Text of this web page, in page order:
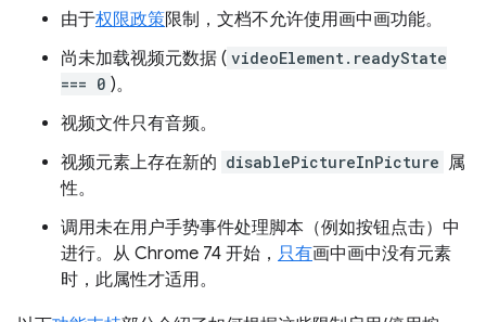
由于权限政策限制，文档不允许使用画中画功能。
尚未加载视频元数据 ( videoElement.readyState
=== 0 )。
视频文件只有音频。
视频元素上存在新的 disablePictureInPicture 属
性。
调用未在用户手势事件处理脚本（例如按钮点击）中
进行。从 Chrome 74 开始， 只有画中画中没有元素
时，此属性才适用。